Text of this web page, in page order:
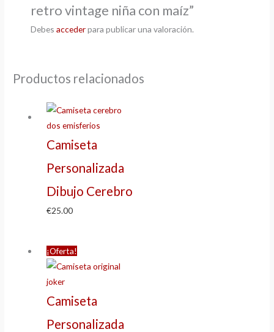
retro vintage niña con maíz”
Debesaccederpara publicar una valoración.
Productos relacionados
Camiseta
Personalizada
Dibujo Cerebro
€25.00
¡Oferta!
Camiseta
Personalizada